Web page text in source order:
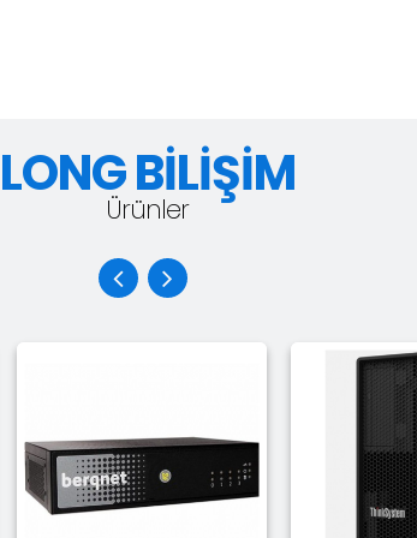
LONG BİLİŞİM
Ürünler